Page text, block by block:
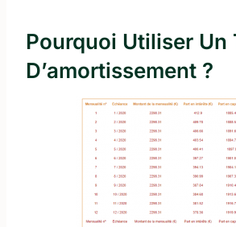
Pourquoi Utiliser Un
D’amortissement ?